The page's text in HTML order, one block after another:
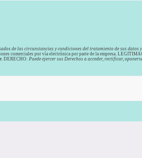
de las circunstancias y condiciones del tratamiento de sus datos
comerciales por vía electrónica por parte de la empresa.
DERECHO: Puede ejercer sus Derechos a acceder, rectificar,